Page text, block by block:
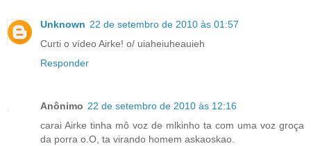
Unknown 22 de setembro de 2010 às 01:57
Curti o vídeo Airke! o/ uiaheiuheauieh
Responder
Anônimo 22 de setembro de 2010 às 12:16
carai Airke tinha mô voz de mlkinho ta com uma voz groça
da porra o.O, ta virando homem askaoskao.